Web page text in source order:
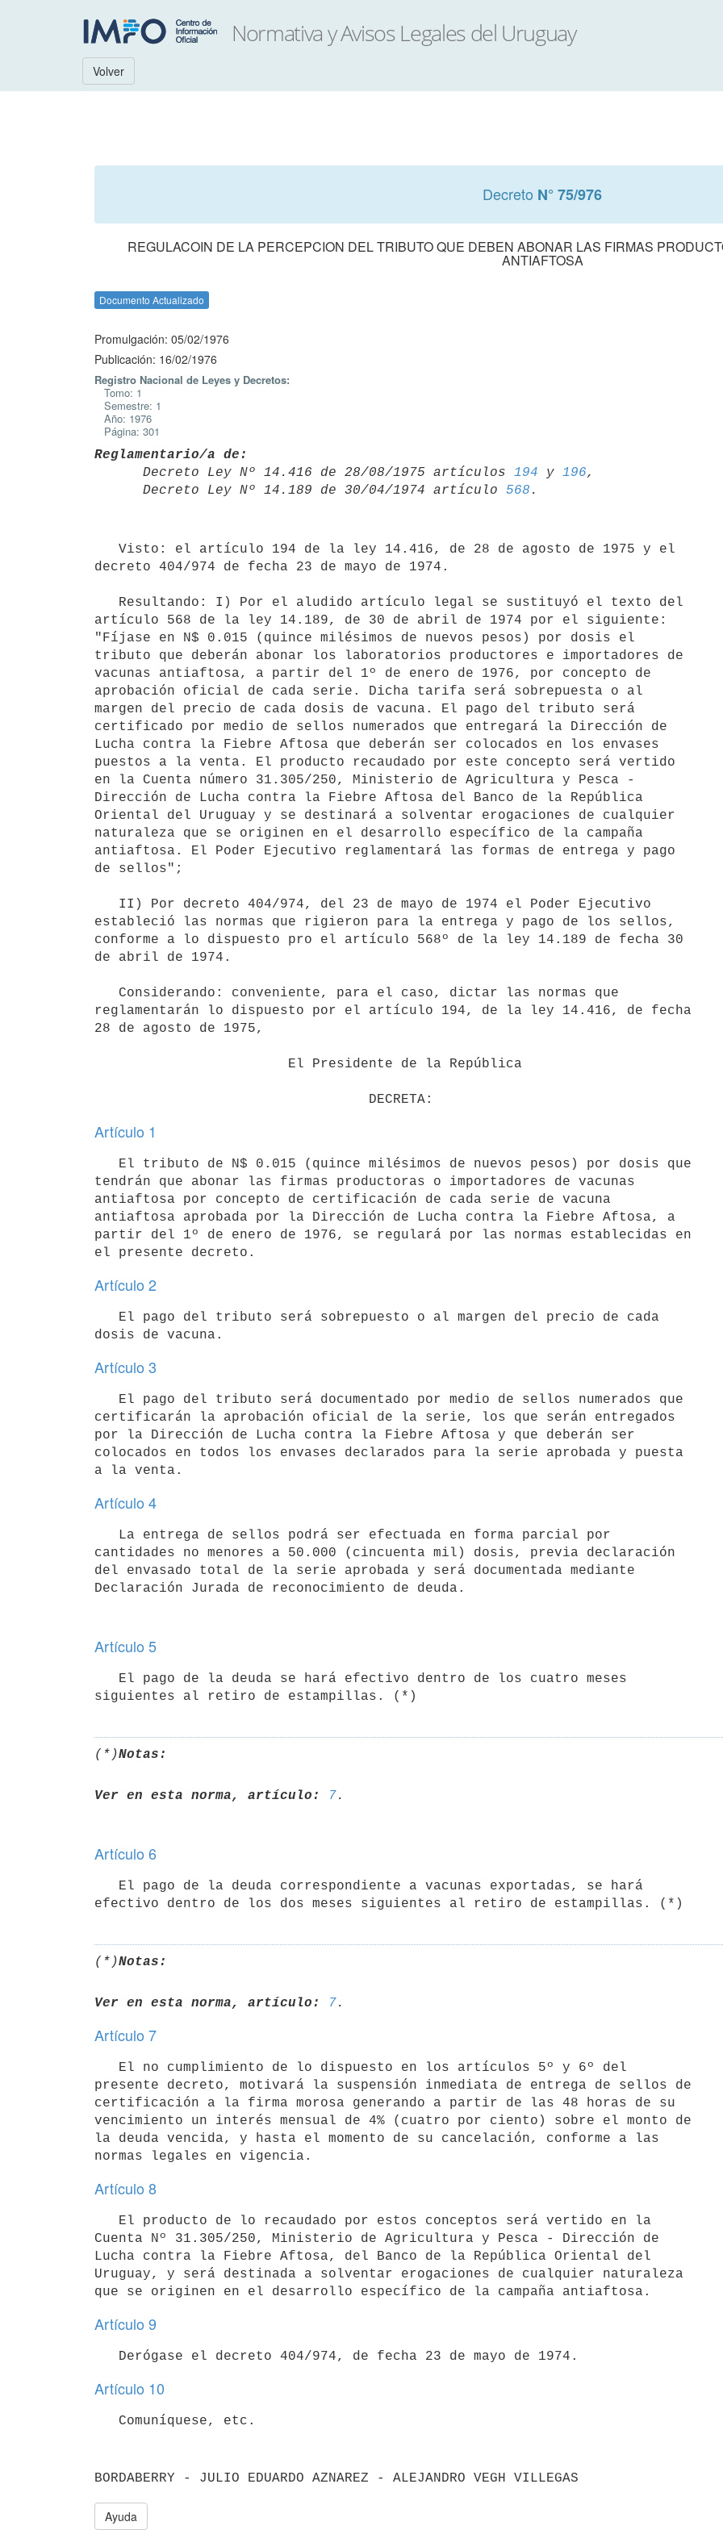
Volver
Decreto N° 75/976
REGULACOIN DE LA PERCEPCION DEL TRIBUTO QUE DEBEN ABONAR LAS FIRMAS
ANTIAFTOSA
Documento Actualizado
Promulgación: 05/02/1976
Publicación: 16/02/1976
Registro Nacional de Leyes y Decretos:
Tomo: 1
Semestre: 1
Año: 1976
Página: 301
Reglamentario/a de:
Decreto Ley Nº 14.416 de 28/08/1975 artículos 194 y 196,
      Decreto Ley Nº 14.189 de 30/04/1974 artículo
568
decreto 404/974 de fecha 23 de mayo de 1974.
artículo 568 de la ley 14.189, de 30 de abril de 1974 por el siguiente:
"Fíjase en N$ 0.015 (quince milésimos de nuevos pesos) por dosis el
tributo que deberán abonar los laboratorios productores e importadores de
vacunas antiaftosa, a partir del 1º de enero de 1976, por concepto de
aprobación oficial de cada serie. Dicha tarifa será sobrepuesta o al
margen del precio de cada dosis de vacuna. El pago del tributo será
certificado por medio de sellos numerados que entregará la Dirección de
Lucha contra la Fiebre Aftosa que deberán ser colocados en los envases
puestos a la venta. El producto recaudado por este concepto será vertido
en la Cuenta número 31.305/250, Ministerio de Agricultura y Pesca -
Dirección de Lucha contra la Fiebre Aftosa del Banco de la República
Oriental del Uruguay y se destinará a solventar erogaciones de cualquier
naturaleza que se originen en el desarrollo específico de la campaña
antiaftosa. El Poder Ejecutivo reglamentará las formas de entrega y pago
de sellos";
estableció las normas que rigieron para la entrega y pago de los sellos,
conforme a lo dispuesto pro el artículo 568º de la ley 14.189 de fecha 30
de abril de 1974.
reglamentarán lo dispuesto por el artículo 194, de la ley 14.416, de fecha
28 de agosto de 1975,
Artículo 1
tendrán que abonar las firmas productoras o importadores de vacunas
antiaftosa por concepto de certificación de cada serie de vacuna
antiaftosa aprobada por la Dirección de Lucha contra la Fiebre Aftosa, a
partir del 1º de enero de 1976, se regulará por las normas establecidas en
Artículo 2
Artículo 3
certificarán la aprobación oficial de la serie, los que serán entregados
por la Dirección de Lucha contra la Fiebre Aftosa y que deberán ser
colocados en todos los envases declarados para la serie aprobada y puesta
Artículo 4
cantidades no menores a 50.000 (cincuenta mil) dosis, previa declaración
del envasado total de la serie aprobada y será documentada mediante
Artículo 5
(*)Notas:
Ver en esta norma, artículo: 7
Artículo 6
(*)Notas:
Ver en esta norma, artículo: 7
Artículo 7
presente decreto, motivará la suspensión inmediata de entrega de sellos de
certificación a la firma morosa generando a partir de las 48 horas de su
vencimiento un interés mensual de 4% (cuatro por ciento) sobre el monto de
la deuda vencida, y hasta el momento de su cancelación, conforme a las
Artículo 8
Cuenta Nº 31.305/250, Ministerio de Agricultura y Pesca - Dirección de
Lucha contra la Fiebre Aftosa, del Banco de la República Oriental del
Uruguay, y será destinada a solventar erogaciones de cualquier naturaleza
Artículo 9
Artículo 10
Ayuda